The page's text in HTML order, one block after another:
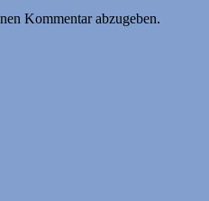
Kommentar abzugeben.